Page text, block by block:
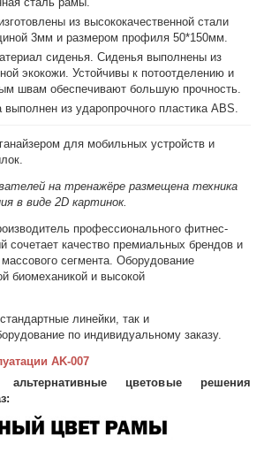
из высококачественной стали
3мм и размером профиля 50*150мм.
сиденья. Сиденья выполнены из
экокожи. Устойчивы к потоотделению и
швам обеспечивают большую прочность.
выполнен из ударопрочного пластика ABS.
для мобильных устройств и
на тренажёре размещена техника
в виде 2D картинок.
профессионального фитнес-
сочетает качество премиальных брендов и
сегмента. Оборудование
биомеханикой и высокой
линейки, так и
по индивидуальному заказу.
AK-007
цветовые решения